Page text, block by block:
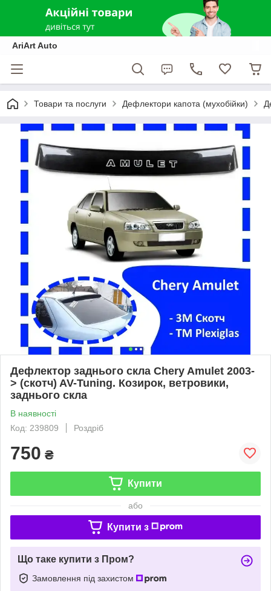
AriArt Auto
Товари та послуги Дефлектори капота (мухобійки)
Дефлектор заднього скла Chery Amulet 2003-
> (скотч) AV-Tuning. Козирок, ветровики,
заднього скла
В наявності
Код: 239809
Роздріб
750 ₴
Купити
або
Купити з
Що таке купити з Пром?
Замовлення під захистом